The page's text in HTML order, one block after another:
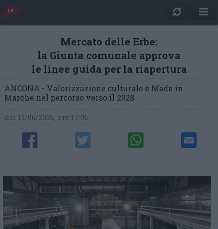
Mercato delle Erbe:
la Giunta comunale approva
le linee guida per la riapertura
ANCONA - Valorizzazione culturale e Made in
Marche nel percorso verso il 2028
del 11/06/2026, ore 17:06